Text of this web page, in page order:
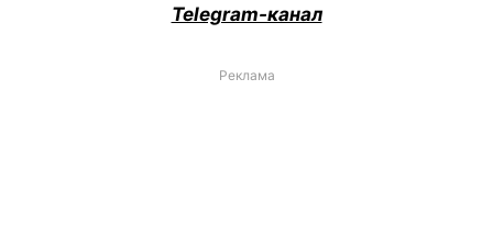
Telegram-канал
Реклама